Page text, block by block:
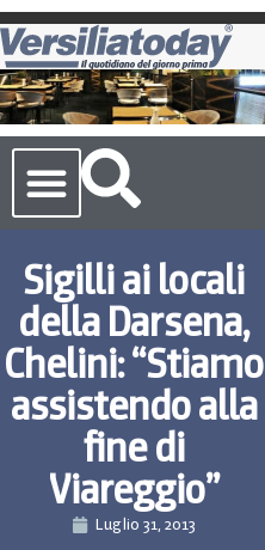
Sigilli ai locali
della Darsena,
Chelini: “Stiamo
assistendo alla
fine di
Viareggio”
Luglio 31, 2013